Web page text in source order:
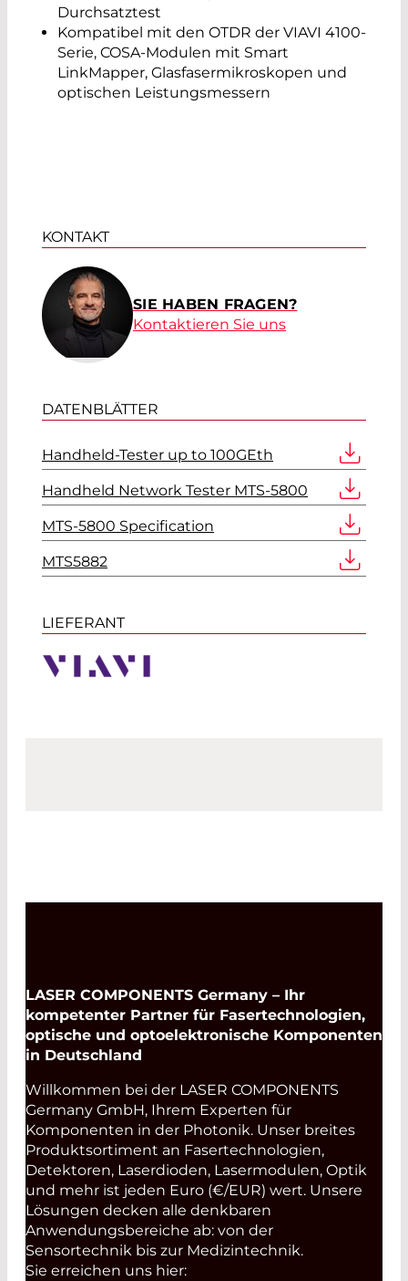
Durchsatztest
Kompatibel mit den OTDR der VIAVI 4100-
Serie, COSA-Modulen mit Smart
LinkMapper, Glasfasermikroskopen und
optischen Leistungsmessern
KONTAKT
SIE HABEN FRAGEN?
Kontaktieren Sie uns
DATENBLÄTTER
Handheld-Tester up to 100GEth
Handheld Network Tester MTS-5800
MTS-5800 Specification
MTS5882
LIEFERANT
LASER COMPONENTS Germany – Ihr
kompetenter Partner für Fasertechnologien,
optische und optoelektronische Komponenten
in Deutschland
Willkommen bei der LASER COMPONENTS
Germany GmbH, Ihrem Experten für
Komponenten in der Photonik. Unser breites
Produktsortiment an Fasertechnologien,
Detektoren, Laserdioden, Lasermodulen, Optik
und mehr ist jeden Euro (€/EUR) wert. Unsere
Lösungen decken alle denkbaren
Anwendungsbereiche ab: von der
Sensortechnik bis zur Medizintechnik.
Sie erreichen uns hier: